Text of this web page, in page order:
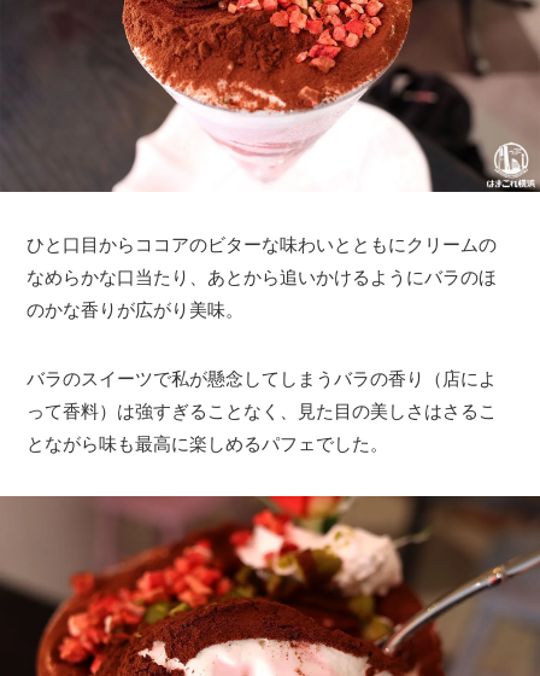
ひと口目からココアのビターな味わいとともにクリームの
なめらかな口当たり、あとから追いかけるようにバラのほ
のかな香りが広がり美味。
バラのスイーツで私が懸念してしまうバラの香り（店によ
って香料）は強すぎることなく、見た目の美しさはさるこ
とながら味も最高に楽しめるパフェでした。